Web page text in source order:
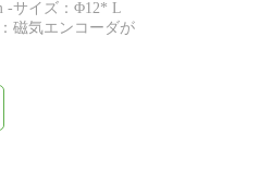
-サイズ：Φ12* L
磁気エンコーダが